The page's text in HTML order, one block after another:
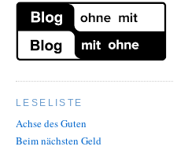
LESELISTE
Achse des Guten
Beim nächsten Geld